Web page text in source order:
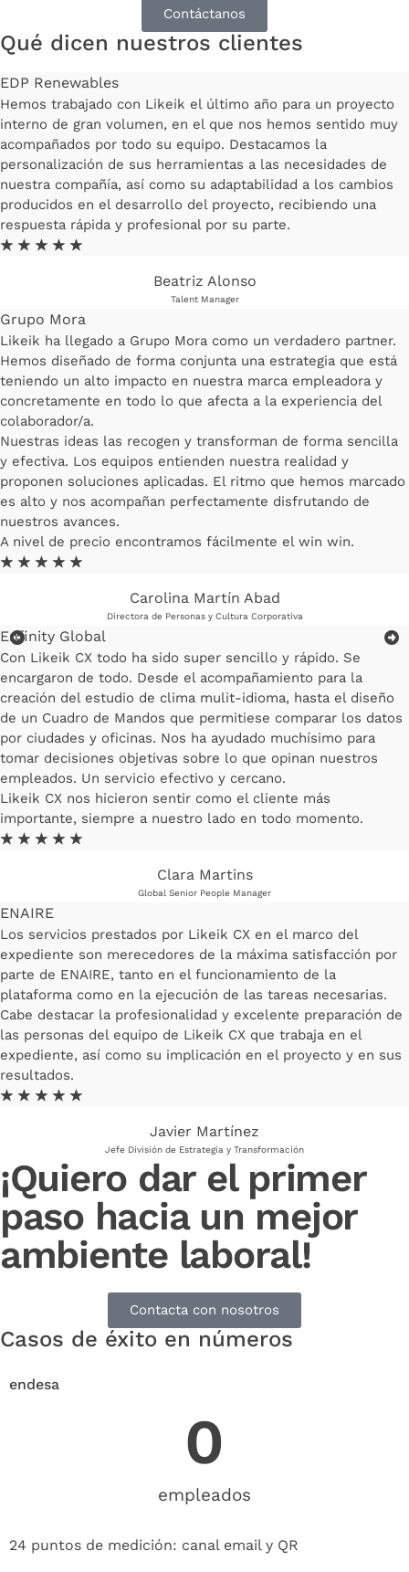
Contáctanos
Qué dicen nuestros clientes
Beatriz Alonso
Talent Manager
EDP Renewables
Hemos trabajado con Likeik el último año para un proyecto
interno de gran volumen, en el que nos hemos sentido muy
acompañados por todo su equipo. Destacamos la
personalización de sus herramientas a las necesidades de
nuestra compañía, así como su adaptabilidad a los cambios
producidos en el desarrollo del proyecto, recibiendo una
respuesta rápida y profesional por su parte.
☆ ☆ ☆ ☆ ☆
Carolina Martín Abad
Directora de Personas y Cultura Corporativa
Grupo Mora
Likeik ha llegado a Grupo Mora como un verdadero partner.
Hemos diseñado de forma conjunta una estrategia que está
teniendo un alto impacto en nuestra marca empleadora y
concretamente en todo lo que afecta a la experiencia del
colaborador/a.
Nuestras ideas las recogen y transforman de forma sencilla
y efectiva. Los equipos entienden nuestra realidad y
proponen soluciones aplicadas. El ritmo que hemos marcado
es alto y nos acompañan perfectamente disfrutando de
nuestros avances.
A nivel de precio encontramos fácilmente el win win.
☆ ☆ ☆ ☆ ☆
Clara Martins
Global Senior People Manager
Enfinity Global
Con Likeik CX todo ha sido super sencillo y rápido. Se
encargaron de todo. Desde el acompañamiento para la
creación del estudio de clima mulit-idioma, hasta el diseño
de un Cuadro de Mandos que permitiese comparar los datos
por ciudades y oficinas. Nos ha ayudado muchísimo para
tomar decisiones objetivas sobre lo que opinan nuestros
empleados. Un servicio efectivo y cercano.
Likeik CX nos hicieron sentir como el cliente más
importante, siempre a nuestro lado en todo momento.
☆ ☆ ☆ ☆ ☆
Javier Martínez
Jefe División de Estrategia y Transformación
ENAIRE
Los servicios prestados por Likeik CX en el marco del
expediente son merecedores de la máxima satisfacción por
parte de ENAIRE, tanto en el funcionamiento de la
plataforma como en la ejecución de las tareas necesarias.
Cabe destacar la profesionalidad y excelente preparación de
las personas del equipo de Likeik CX que trabaja en el
expediente, así como su implicación en el proyecto y en sus
resultados.
☆ ☆ ☆ ☆ ☆
¡Quiero dar el primer
paso hacia un mejor
ambiente laboral!
Contacta con nosotros
Casos de éxito en números
endesa
empleados
0
24 puntos de medición: canal email y QR